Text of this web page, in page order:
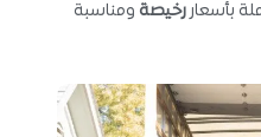
بأسعاررخيصة ومناسبة